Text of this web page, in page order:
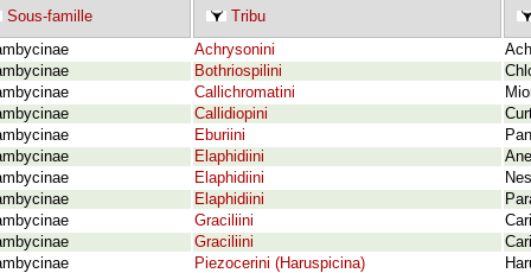
Sous-famille
Tribu
Achrysonini
Bothriospilini
Callichromatini
Callidiopini
Eburiini
Elaphidiini
Elaphidiini
Elaphidiini
Graciliini
Graciliini
Piezocerini (Haruspicina)